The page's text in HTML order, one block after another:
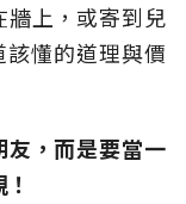
上，或寄到兒
懂的道理與價
，而是要當一